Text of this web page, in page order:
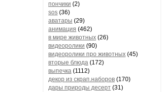
пончики (2)
sos (36)
аватары (29)
анимация (462)
в мире животных (26)
видеоролики (90)
видеоролики про животных (45)
вторые блюда (172)
выпечка (1112)
декор из скрап.наборов (170)
дары природы десерт (31)